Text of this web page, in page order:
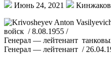
Июнь 24, 2021
войск / 8.08.1955 /
Генерал — лейтенант
Генерал — лейтенант /